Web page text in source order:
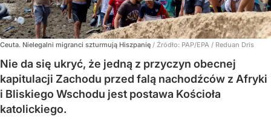
Ceuta. Nielegalni migranci szturmują Hiszpanię / Źródło: PAP/EPA / Reduan Dris
Nie da się ukryć, że jedną z przyczyn obecnej
kapitulacji Zachodu przed falą nachodźców z Afryki
i Bliskiego Wschodu jest postawa Kościoła
katolickiego.